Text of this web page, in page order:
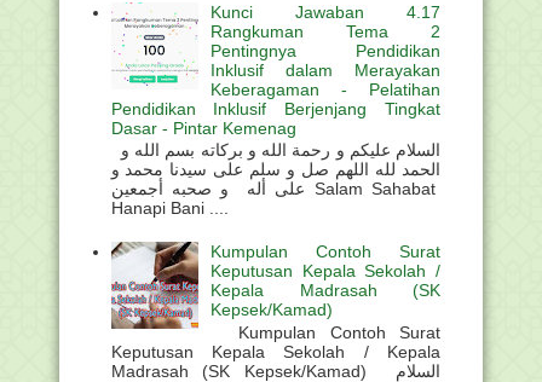
Kunci Jawaban 4.17
Rangkuman Tema 2
Pentingnya Pendidikan
Inklusif dalam Merayakan
Keberagaman - Pelatihan
Pendidikan Inklusif Berjenjang Tingkat
Dasar - Pintar Kemenag
الحمد لله اللهم صل و سلم على سيدنا محمد و
على أله و صحبه أجمعين Salam Sahabat
Hanapi Bani ....
Kumpulan Contoh Surat
Keputusan Kepala Sekolah /
Kepala Madrasah (SK
Kepsek/Kamad)
Kumpulan Contoh Surat
Keputusan Kepala Sekolah / Kepala
Madrasah (SK Kepsek/Kamad) السلام